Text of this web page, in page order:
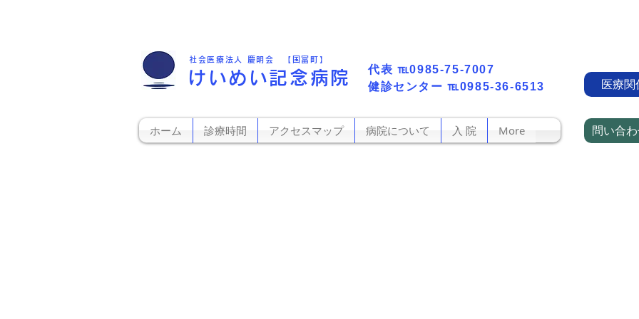
​健診センター℡0985-36-6513
社会医療法人 慶明会 【国富町】
けいめい記念病院 代表​ ℡0985-75-7007
医療関
ホーム 診療時間 アクセスマップ 病院について 入 院 More 問い合